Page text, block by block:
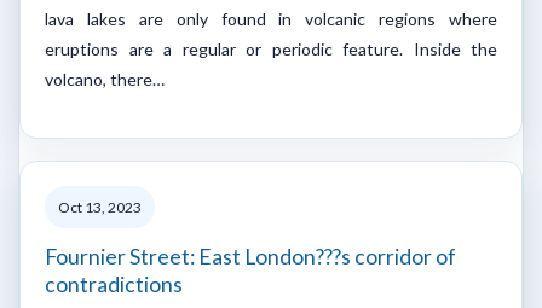
lava lakes are only found in volcanic regions where
eruptions are a regular or periodic feature. Inside the
volcano, there…
Oct 13, 2023
Fournier Street: East London???s corridor of
contradictions